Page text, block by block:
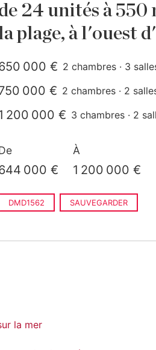
24 unités à 550
plage, à l'ouest
000 € 2 chambres · 3
000 € 2 chambres · 2
200 000 € 3 chambres · 2
000 €
À
1 200 000 €
DMD1562 SAUVEGARDER
la mer